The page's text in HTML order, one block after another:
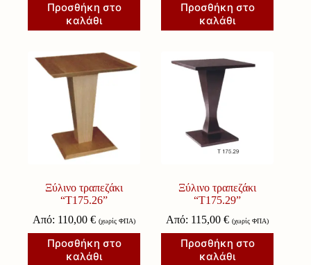
Προσθήκη στο
καλάθι
Προσθήκη στο
καλάθι
Ξύλινο τραπεζάκι
“Τ175.26”
Από: 110,00€ (χωρίς ΦΠΑ)
Προσθήκη στο
καλάθι
Ξύλινο τραπεζάκι
“Τ175.29”
Από: 115,00€ (χωρίς ΦΠΑ)
Προσθήκη στο
καλάθι